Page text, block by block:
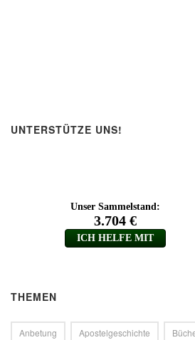
UNTERSTÜTZE UNS!
THEMEN
Anbetung Apostelgeschichte